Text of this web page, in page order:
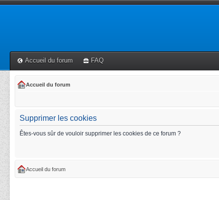
Accueil du forum FAQ
Accueil du forum
Supprimer les cookies
Êtes-vous sûr de vouloir supprimer les cookies de ce forum ?
Accueil du forum